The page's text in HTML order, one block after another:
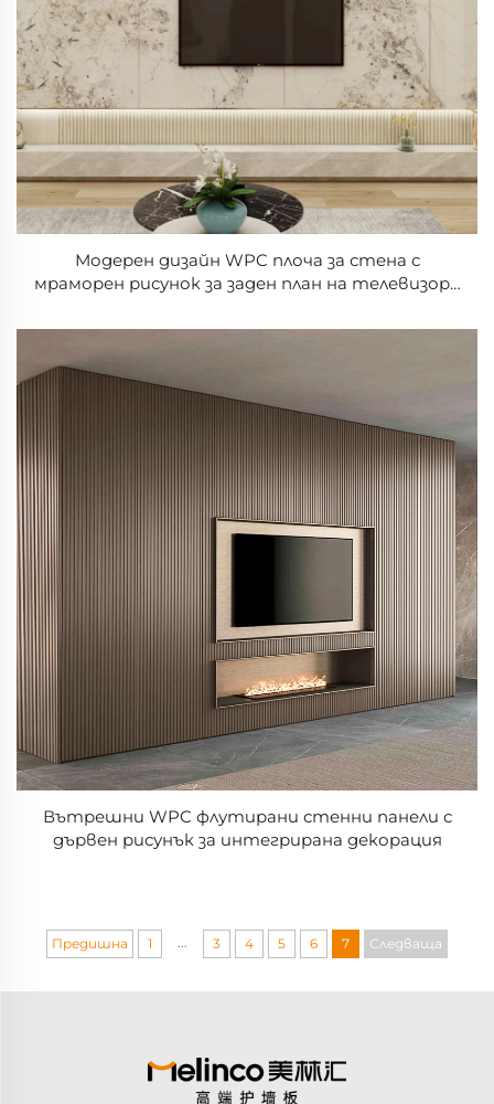
Модерен дизайн WPC плоча за стена с
мраморен рисунок за заден план на телевизора
Вътрешни WPC флутирани стенни панели с
дървен рисунък за интегрирана декорация
Предишна 1 3 4 5 6 7 Следваща